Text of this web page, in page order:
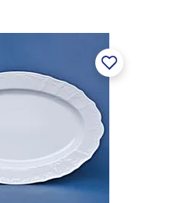
včetně ochranné známky
lití, moderními
své výrobky pomocí
Lesov používá